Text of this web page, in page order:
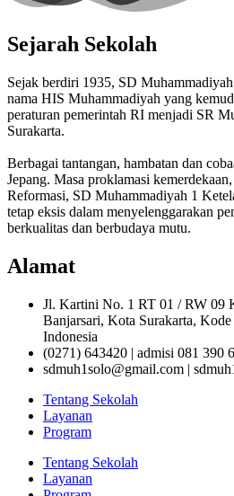
Sejarah Sekolah
Sejak berdiri 1935, SD
nama HIS Muhammadiyah yang
peraturan pemerintah RI menjadi SR
Surakarta.
Berbagai tantangan, hambatan dan
Jepang. Masa proklamasi
Reformasi, SD Muhammadiyah 1
tetap eksis dalam menyelenggarakan
berkualitas dan berbudaya mutu.
Alamat
Jl. Kartini No. 1 RT 01 / RW 09
Banjarsari, Kota Surakarta,
Indonesia
(0271) 643420 | admisi 081 390
sdmuh1solo@gmail.com |
Tentang Sekolah
Layanan
Program
Tentang Sekolah
Layanan